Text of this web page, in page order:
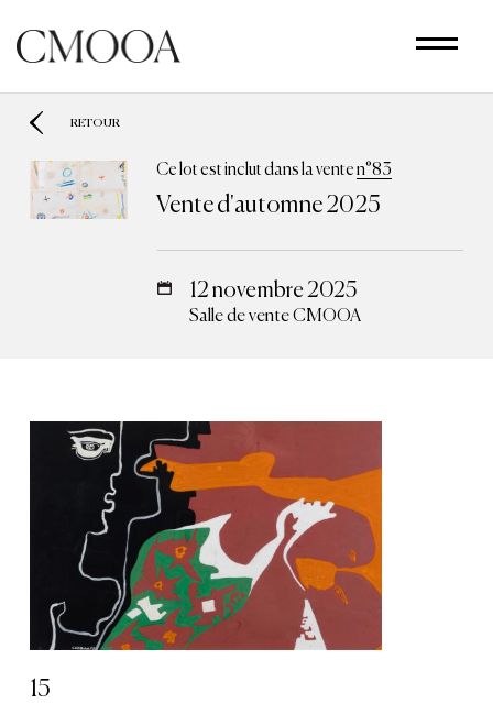
contenu
principal
RETOUR
Ce lot est inclut dans la venten°83
Vente d'automne 2025
12 novembre 2025
Salle de vente CMOOA
15